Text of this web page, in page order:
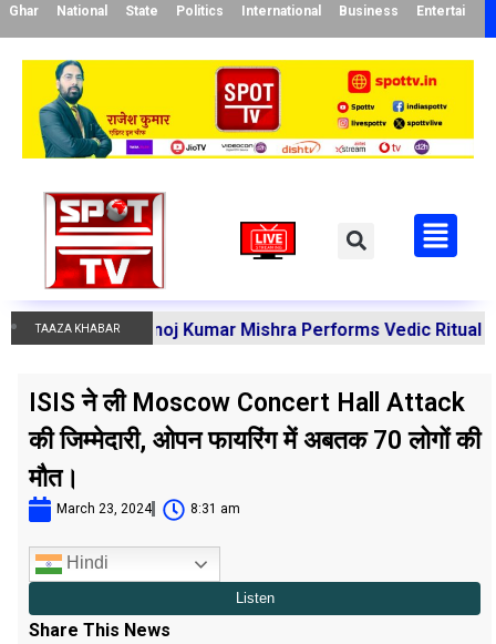
Ghar National State Politics International Business
TAAZA KHABAR
Manoj Kumar Mishra Performs Vedic Rituals for
ISIS ने ली Moscow Concert Hall Attack
की जिम्मेदारी, ओपन फायरिंग में अबतक 70 लोगों की
मौत।
March 23, 2024 8:31 am
Hindi
Share This News